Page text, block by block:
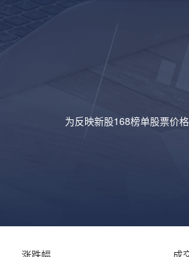
为反映新股168榜单股票价
涨跌幅 成